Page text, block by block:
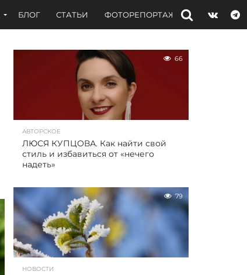
БЛОГ СТАТЬИ ФОТОРЕПОРТАЖИ ИНТЕРВЬЮ
66
АВТОРСКОЕ
ЛЮСЯ КУПЦОВА. Как найти свой
стиль и избавиться от «нечего
надеть»
79
НОВОСТИ